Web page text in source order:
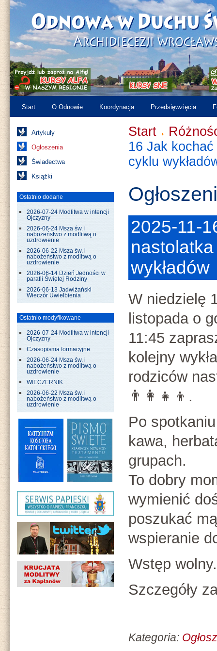
Start O Odnowie Koordynacja Przedsięwzięcia
Artykuły
Ogłoszenia
Świadectwa
Książki
Ostatnio dodane
2026-07-24 Modlitwa w intencji
Ojczyzny
2026-06-24 Msza św. i
nabożeństwo z modlitwą o
uzdrowienie
2026-06-22 Msza św. i
nabożeństwo z modlitwą o
uzdrowienie
2026-06-14 Dzień Jedności w
parafii Świętej Rodziny
2026-06-13 Jadwiżański
Wieczór Uwielbienia
Ostatnio modyfikowane
2026-07-24 Modlitwa w intencji
Ojczyzny
Czasopisma formacyjne
2026-06-24 Msza św. i
nabożeństwo z modlitwą o
uzdrowienie
WIECZERNIK
2026-06-22 Msza św. i
nabożeństwo z modlitwą o
uzdrowienie
Start
16 Jak
cyklu
2025-11-
wykładów
W niedzielę
listopada o
11:45
kolejny
rodziców
👨‍👩‍👧‍👦.
Po
kawa,
grupach.
To dobry
wymienić
poszukać
wspieranie
Wstęp wolny.
Szczegóły
Kategoria: